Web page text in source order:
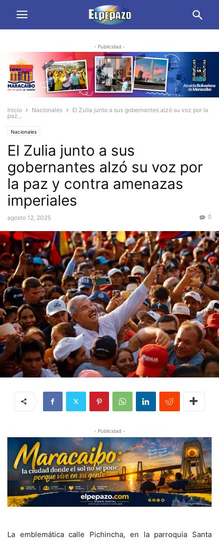
- Publicidad -
Inicio Nacionales
El Zulia junto a sus gobernantes alzó su voz por la
paz...
Nacionales
El Zulia junto a sus
gobernantes alzó su voz por
la paz y contra amenazas
imperiales
agosto 12, 2025 0
- Publicidad -
La emblemática calle Pichincha, en la parroquia Santa